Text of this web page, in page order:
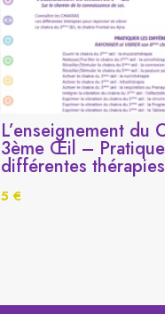
L’enseignement du
3ème Œil –
différentes thérapies
5 €